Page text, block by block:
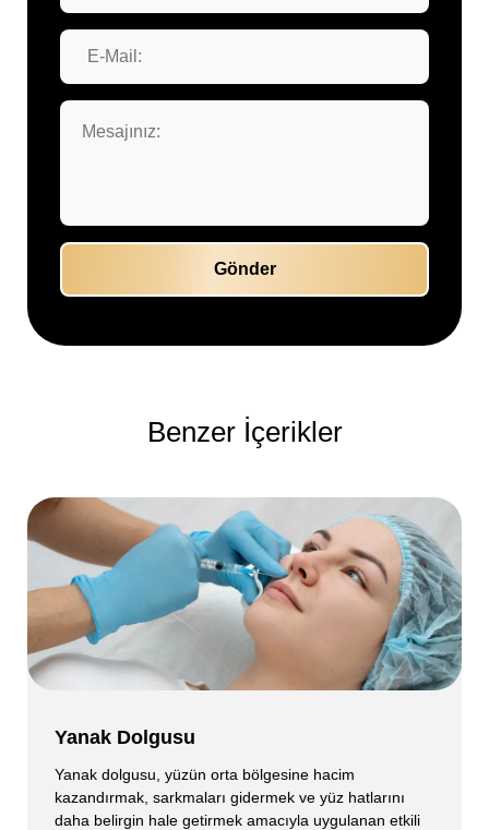
Benzer İçerikler
Yanak Dolgusu
Yanak dolgusu, yüzün orta bölgesine hacim
kazandırmak, sarkmaları gidermek ve yüz hatlarını
daha belirgin hale getirmek amacıyla uygulanan etkili